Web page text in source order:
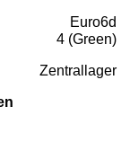
Euro6d
4 (Green)
Zentrallager